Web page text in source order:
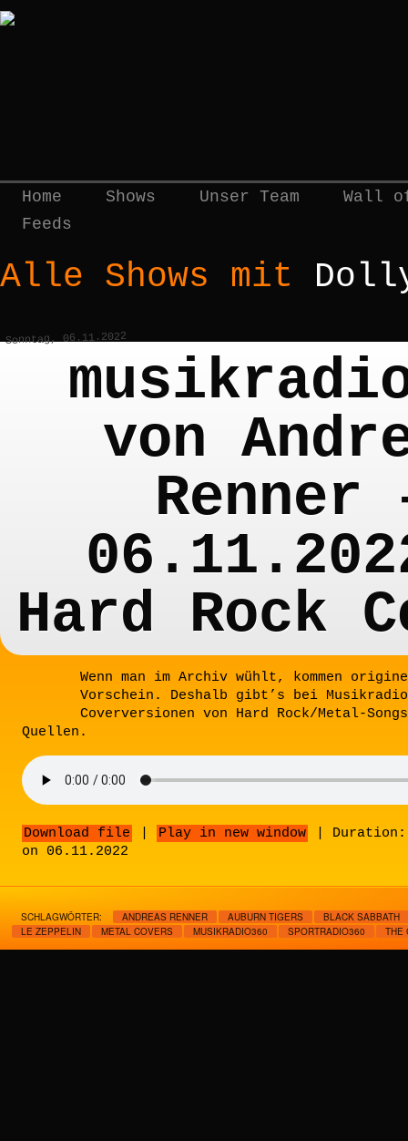
Home Shows Unser Team
Wall
Feeds
Alle Shows mit
Sonntag, 06.11.2022
von
Renner
Hard Rock
Wenn man im Archiv wühlt, kommen
Vorschein. Deshalb gibt’s bei
Coverversionen von Hard Rock/Metal-
Quellen.
Download file Play in new window
on 06.11.2022
SCHLAGWÖRTER: ANDREAS RENNER AUBURN TIGERS
BLACK SABBATH
LE ZEPPELIN
METAL COVERS MUSIKRADIO360 SPORTRADIO360 THE